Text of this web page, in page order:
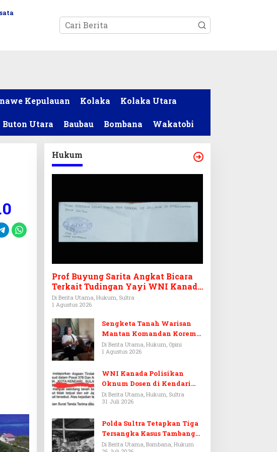
Kepulauan Kolaka Kolaka Utara
Buton Utara Baubau Bombana Wakatobi
Hukum
Prof Buyung Sarita Angkat Bicara
Terkait Tudingan Yayi WNI Kanada
Ditagih Utang Rp3,6 Miliar
Di Berita Utama, Hukum, Sultra
1 Agustus 2026
Sengketa Tanah Warisan
Mantan Komandan Korem
143/HO, Ketika Warisan
Menjadi Arena Pemerasan
Di Berita Utama, Hukum, Opini
1 Agustus 2026
WNI Kanada Polisikan
Oknum Dosen di Kendari
Terkait Aset Puluhan Miliar
Di Berita Utama, Hukum, Sultra
31 Juli 2026
Polda Sultra Tetapkan Tiga
Tersangka Kasus Tambang
Emas Ilegal di Bombana
Di Berita Utama, Bombana, Hukum